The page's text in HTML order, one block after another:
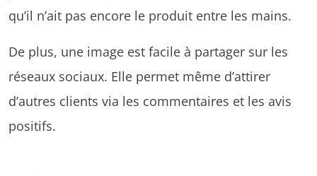
qu’il n’ait pas encore le produit entre les mains.
De plus, une image est facile à partager sur les
réseaux sociaux. Elle permet même d’attirer
d’autres clients via les commentaires et les avis
positifs.